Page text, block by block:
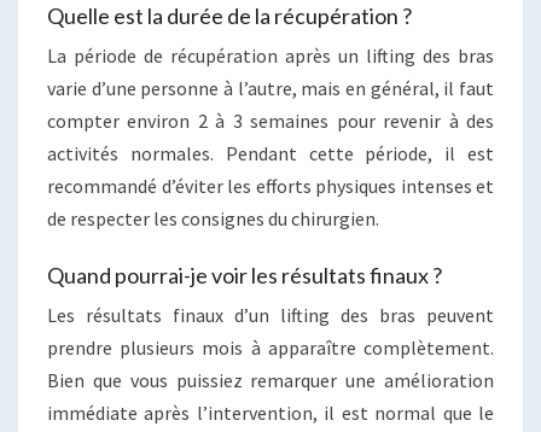
Quelle est la durée de la récupération ?
La période de récupération après un lifting des bras
varie d’une personne à l’autre, mais en général, il faut
compter environ 2 à 3 semaines pour revenir à des
activités normales. Pendant cette période, il est
recommandé d’éviter les efforts physiques intenses et
de respecter les consignes du chirurgien.
Quand pourrai-je voir les résultats finaux ?
Les résultats finaux d’un lifting des bras peuvent
prendre plusieurs mois à apparaître complètement.
Bien que vous puissiez remarquer une amélioration
immédiate après l’intervention, il est normal que le